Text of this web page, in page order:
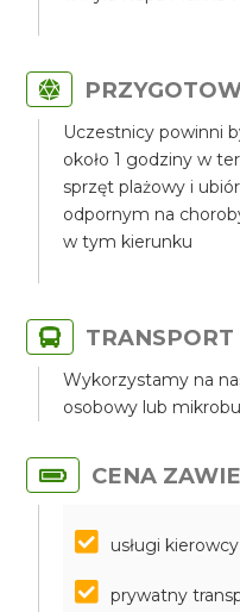
Uczestnicy powinni
około 1 godziny w
sprzęt plażowy i
odpornym na
w tym kierunku
TRANSPORT
Wykorzystamy na
osobowy lub
CENA
usługi
prywatny